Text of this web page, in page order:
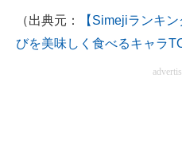
（出典元：
【Simejiランキ
びを美味しく食べるキャラ